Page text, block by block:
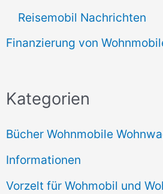
Reisemobil Nachrichten
Finanzierung von
Kategorien
Bücher Wohnmobile
Informationen
Vorzelt für Wohmobil und